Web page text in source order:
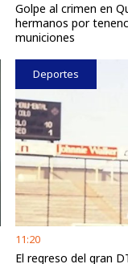
Golpe al crimen en
hermanos por
municiones
Deportes
11:20
El regreso del gran